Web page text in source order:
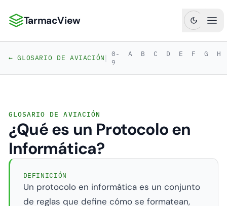
TarmacView: Análisis de Aviación de Precisión
TarmacView
← GLOSARIO DE AVIACIÓN| 0-
9
A B C D E F G H
GLOSARIO DE AVIACIÓN
¿Qué es un Protocolo en
Informática?
DEFINICIÓN
Un protocolo en informática es un conjunto
de reglas que define cómo se formatean,